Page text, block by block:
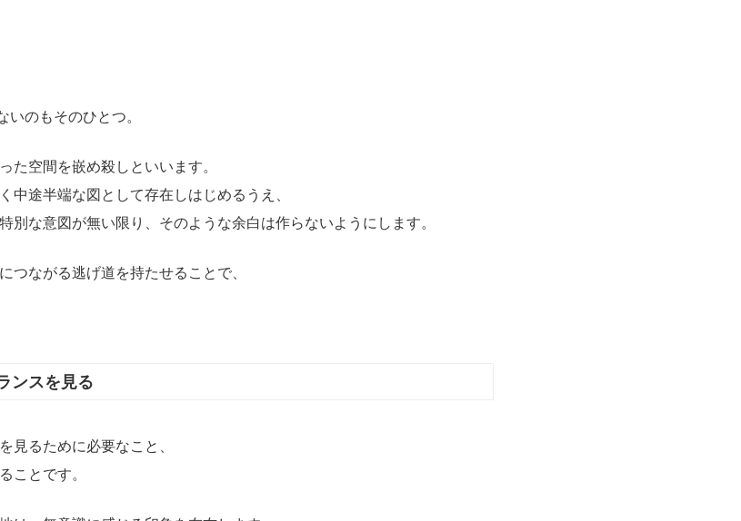
のもそのひとつ。
た空間を嵌め殺しといいます。
中途半端な図として存在しはじめるうえ、
別な意図が無い限り、そのような余白は作らないようにします。
つながる逃げ道を持たせることで、
ンスを見る
見るために必要なこと、
ことです。